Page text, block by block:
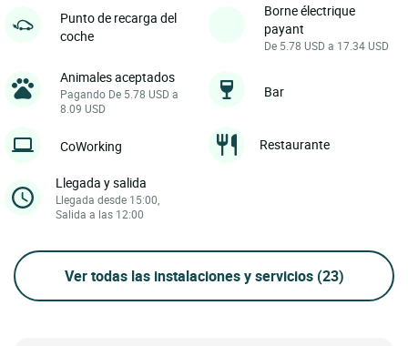
Punto de recarga del
coche
Borne électrique
payant
De 5.78 USD a 17.34 USD
Animales aceptados
Pagando De 5.78 USD a
8.09 USD
Bar
CoWorking Restaurante
Llegada y salida
Llegada desde 15:00,
Salida a las 12:00
Ver todas las instalaciones y servicios (23)